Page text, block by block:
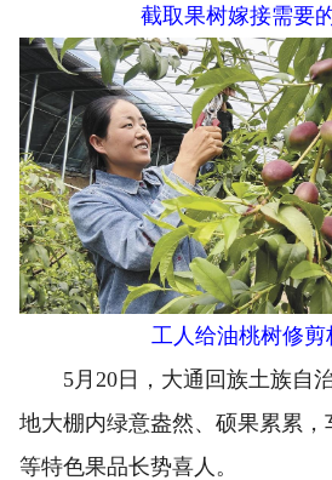
截取果树嫁接需要
工人给油桃树修剪
5月20日，大通回族土族自
地大棚内绿意盎然、硕果累累
等特色果品长势喜人。